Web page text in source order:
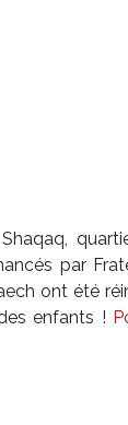
par
ont été
enfants !